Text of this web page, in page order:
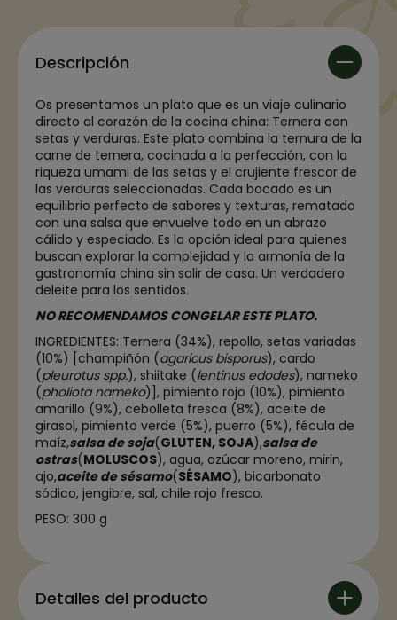
Descripción
Os presentamos un plato que es un viaje culinario
directo al corazón de la cocina china: Ternera con
setas y verduras. Este plato combina la ternura de la
carne de ternera, cocinada a la perfección, con la
riqueza umami de las setas y el crujiente frescor de
las verduras seleccionadas. Cada bocado es un
equilibrio perfecto de sabores y texturas, rematado
con una salsa que envuelve todo en un abrazo
cálido y especiado. Es la opción ideal para quienes
buscan explorar la complejidad y la armonía de la
gastronomía china sin salir de casa. Un verdadero
deleite para los sentidos.
NO RECOMENDAMOS CONGELAR ESTE PLATO.
INGREDIENTES: Ternera (34%), repollo, setas variadas
(10%) [champiñón (agaricus bisporus), cardo
(pleurotus spp.), shiitake (lentinus edodes), nameko
(pholiota nameko)], pimiento rojo (10%), pimiento
amarillo (9%), cebolleta fresca (8%), aceite de
girasol, pimiento verde (5%), puerro (5%), fécula de
maíz,salsa de soja(GLUTEN, SOJA),salsa de
ostras(MOLUSCOS), agua, azúcar moreno, mirin,
ajo,aceite de sésamo(SÉSAMO), bicarbonato
sódico, jengibre, sal, chile rojo fresco.
PESO: 300 g
Detalles del producto